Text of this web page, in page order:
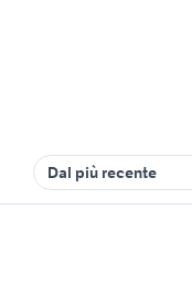
Dal più recente